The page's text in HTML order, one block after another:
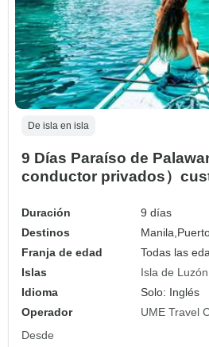
De isla en isla
9 Días Paraíso de
conductor privados）
Duración
9 días
Destinos
Manila,
Franja de edad
Todas las
Islas
Isla de Luzón
Idioma
Solo: Inglés
Operador
UME Travel
Desde